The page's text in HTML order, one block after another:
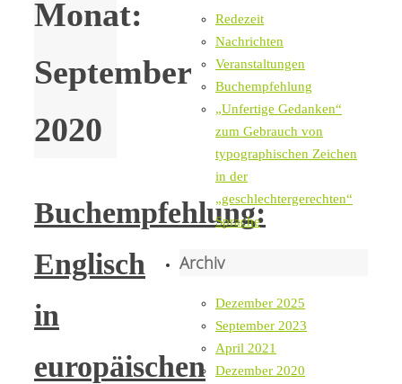
Monat:
September
2020
Buchempfehlung:
Englisch
in
europäischen
Redezeit
Nachrichten
Veranstaltungen
Buchempfehlung
„Unfertige Gedanken“
zum Gebrauch von
typographischen Zeichen
in der
„geschlechtergerechten“
Sprache
Archiv
Dezember 2025
September 2023
April 2021
Dezember 2020